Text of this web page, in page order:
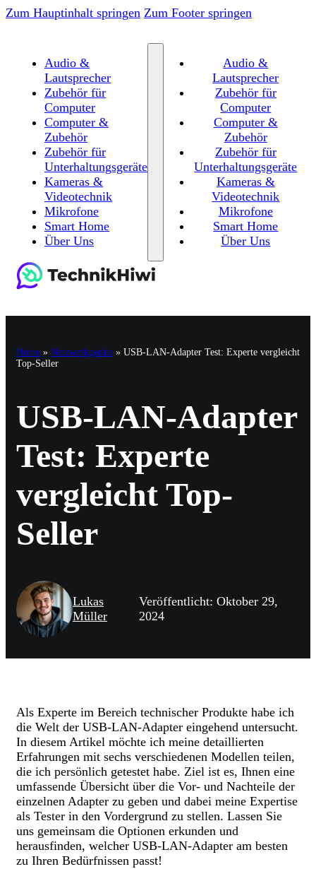
Zum Hauptinhalt springen Zum Footer springen
Audio &
Lautsprecher
Zubehör für
Computer
Computer &
Zubehör
Zubehör für
Unterhaltungsgeräte
Kameras &
Videotechnik
Mikrofone
Smart Home
Über Uns
Audio &
Lautsprecher
Zubehör für
Computer
Computer &
Zubehör
Zubehör für
Unterhaltungsgeräte
Kameras &
Videotechnik
Mikrofone
Smart Home
Über Uns
Home » Netzwerkgeräte » USB-LAN-Adapter Test: Experte vergleicht
Top-Seller
USB-LAN-Adapter
Test: Experte
vergleicht Top-
Seller
Lukas
Müller
Veröffentlicht: Oktober 29,
2024
Als Experte im Bereich technischer Produkte habe ich
die Welt der USB-LAN-Adapter eingehend untersucht.
In diesem Artikel möchte ich meine detaillierten
Erfahrungen mit sechs verschiedenen Modellen teilen,
die ich persönlich getestet habe. Ziel ist es, Ihnen eine
umfassende Übersicht über die Vor- und Nachteile der
einzelnen Adapter zu geben und dabei meine Expertise
als Tester in den Vordergrund zu stellen. Lassen Sie
uns gemeinsam die Optionen erkunden und
herausfinden, welcher USB-LAN-Adapter am besten
zu Ihren Bedürfnissen passt!